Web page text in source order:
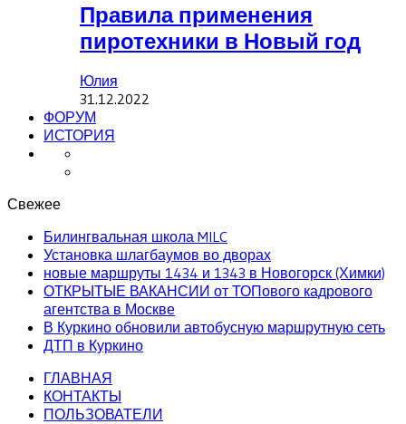
Правила применения
пиротехники в Новый год
Юлия
31.12.2022
ФОРУМ
ИСТОРИЯ
Свежее
Билингвальная школа MILC
Установка шлагбаумов во дворах
новые маршруты 1434 и 1343 в Новогорск (Химки)
ОТКРЫТЫЕ ВАКАНСИИ от ТОПового кадрового
агентства в Москве
В Куркино обновили автобусную маршрутную сеть
ДТП в Куркино
ГЛАВНАЯ
КОНТАКТЫ
ПОЛЬЗОВАТЕЛИ